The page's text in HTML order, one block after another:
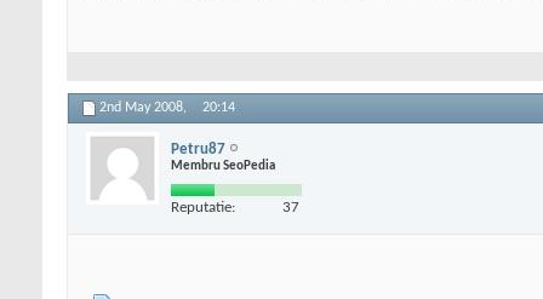
2nd May 2008, 20:14
Petru87
Membru SeoPedia
Reputatie: 37